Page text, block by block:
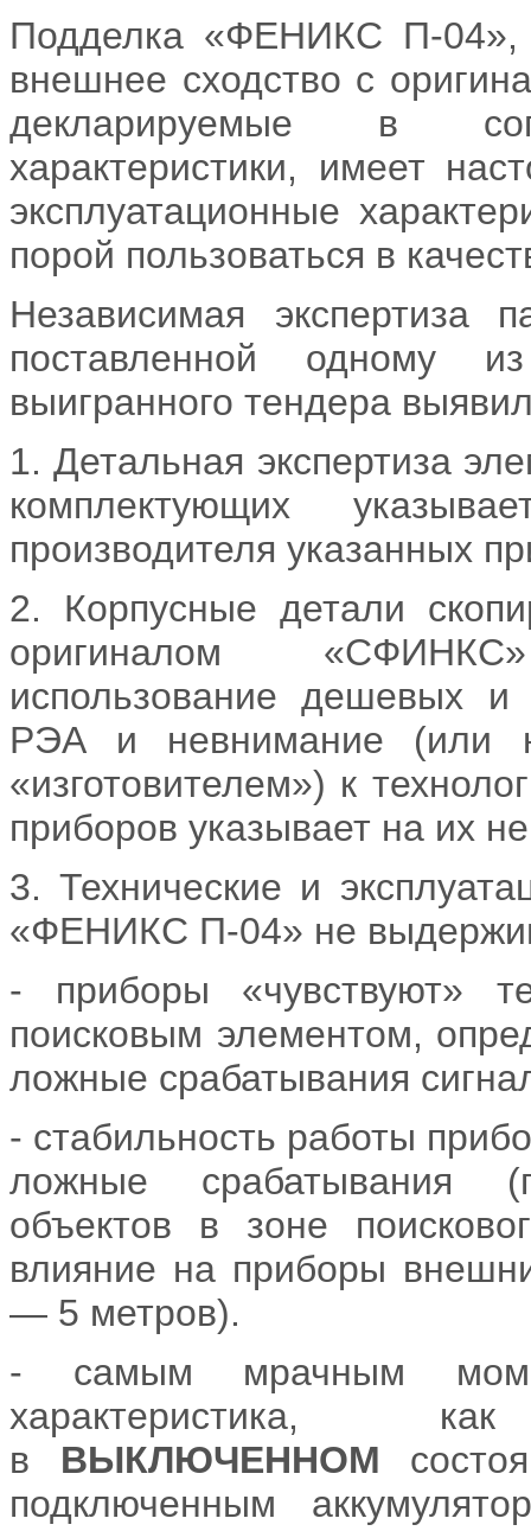
Подделка «ФЕНИКС П-04»,
внешнее сходство с
декларируемые в
характеристики, имеет
эксплуатационные
порой пользоваться в
Независимая экспертиза
поставленной одному
выигранного тендера
1. Детальная экспертиза
комплектующих
производителя указанных
2. Корпусные детали
оригиналом
использование дешевых и
РЭА и невнимание (или
«изготовителем») к
приборов указывает на их
3. Технические и
«ФЕНИКС П-04» не
- приборы «чувствуют»
поисковым элементом,
ложные срабатывания
- стабильность работы
ложные срабатывания
объектов в зоне
влияние на приборы
— 5 метров).
- самым мрачным
характеристика,
в ВЫКЛЮЧЕННОМ
подключенным